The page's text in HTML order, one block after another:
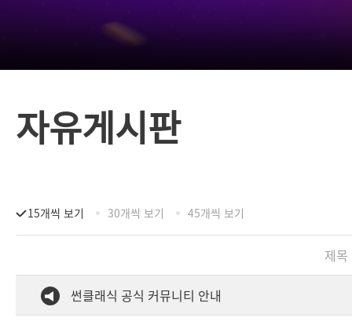
자유게시판
15개씩 보기 30개씩 보기 45개씩 보기
제목
썬클래식 공식 커뮤니티 안내